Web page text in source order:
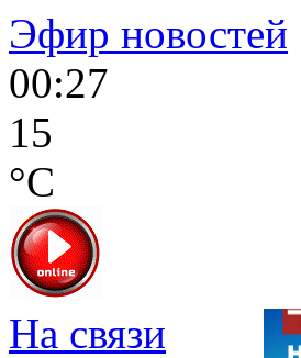
Эфир новостей
00:27
15
°C
На связи